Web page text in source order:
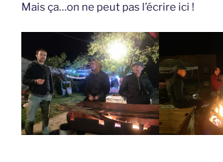
Mais ça…on ne peut pas l’écrire ici !